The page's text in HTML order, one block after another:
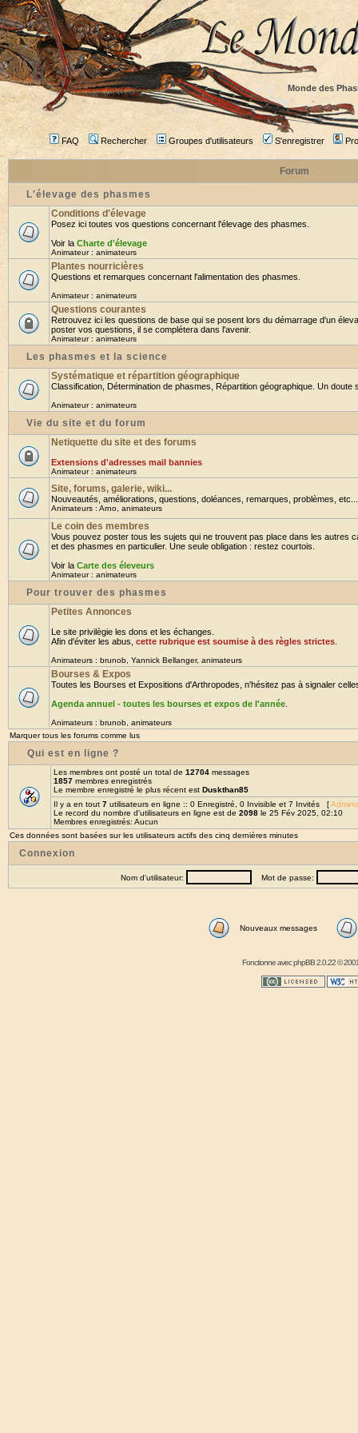
Monde des
FAQ Rechercher Groupes d'utilisateurs S'enregistrer
Forum
L'élevage des phasmes
Conditions d'élevage
Posez ici toutes vos questions concernant l'élevage des phasmes.
Voir la Charte d'élevage
Animateur : animateurs
Plantes nourricières
Questions et remarques concernant l'alimentation des phasmes.
Animateur : animateurs
Questions courantes
Retrouvez ici les questions de base qui se posent lors du démarrage d'un
poster vos questions, il se complétera dans l'avenir.
Animateur : animateurs
Les phasmes et la science
Systématique et répartition géographique
Classification, Détermination de phasmes, Répartition géographique. Un doute
Animateur : animateurs
Vie du site et du forum
Netiquette du site et des forums
Extensions d'adresses mail bannies
Animateur : animateurs
Site, forums, galerie, wiki...
Nouveautés, améliorations, questions, doléances, remarques, problèmes,
Animateurs : Arno animateurs
Le coin des membres
Vous pouvez poster tous les sujets qui ne trouvent pas place dans les autres
et des phasmes en particulier. Une seule obligation : restez courtois.
Voir la Carte des éleveurs
Animateur : animateurs
Pour trouver des phasmes
Petites Annonces
Le site privilègie les dons et les échanges.
Afin d'éviter les abus, cette rubrique est soumise à des règles strictes
Animateurs : brunob Yannick Bellanger, animateurs
Bourses & Expos
Toutes les Bourses et Expositions d'Arthropodes, n'hésitez pas à signaler
Agenda annuel - toutes les bourses et expos de l'année
Animateurs : brunob animateurs
Marquer tous les forums comme lus
Qui est en ligne ?
Les membres ont posté un total de 12704 messages
1857 membres enregistrés
Le membre enregistré le plus récent est Duskthan85
Il y a en tout 7 utilisateurs en ligne :: 0 Enregistré, 0 Invisible et 7 Invités [
Le record du nombre d'utilisateurs en ligne est de 2098 le 25 Fév 2025, 02:10
Membres enregistrés: Aucun
Ces données sont basées sur les utilisateurs actifs des cinq dernières minutes
Connexion
Nom d'utilisateur: Mot de passe:
Nouveaux messages
Fonctionne avecphpBB2.0.22 ©